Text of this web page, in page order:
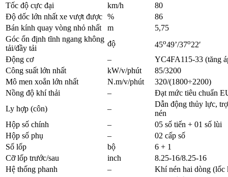
Tốc độ cực đại
km/h
80
Độ dốc lớn nhất xe vượt được %
86
Bán kính quay vòng nhỏ nhất
m
5,75
Góc ổn định tĩnh ngang không
tải/đầy tải
độ 45o49’/37o22′
Động cơ
–
YC4FA115-33 (tăng
Công suất lớn nhất
kW/v/phút
85/3200
Mô men xoắn lớn nhất
N.m/v/phút
320/(1800÷2200)
Nồng độ khí thải
–
Đạt mức tiêu chuẩn
Ly hợp (côn)
–
Dẫn động thủy lực,
nén
Hộp số chính
–
05 số tiến + 01 số lùi
Hộp số phụ
–
02 cấp số
Số lốp
bộ
6 + 1
Cỡ lốp trước/sau
inch
8.25-16/8.25-16
Hệ thống phanh
–
Khí nén hai dòng (lốc